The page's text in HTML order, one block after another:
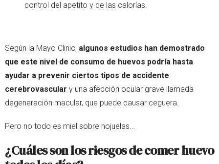
control del apetito y de las calorías.
Según la Mayo Clinic, algunos estudios han demostrado
que este nivel de consumo de huevos podría hasta
ayudar a prevenir ciertos tipos de accidente
cerebrovascular y una afección ocular grave llamada
degeneración macular, que puede causar ceguera.
Pero no todo es miel sobre hojuelas...
¿Cuáles son los riesgos de comer huevo